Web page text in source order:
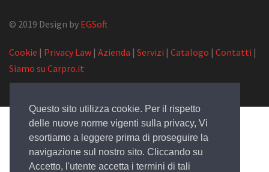
Questo sito utilizza cookie. Per il rispetto
delle nuove norme vigenti sulla privacy, Vi
esortiamo a leggere prima di proseguire la
navigazione sul nostro sito. Cliccando su
Accetto, l'utente accetta i termini di tali
© 2019 Design by EGSoft
Cookie | Privacy Law | Azienda | Servizi | Catalogo | Contatti |
Siamo su Carpro.it